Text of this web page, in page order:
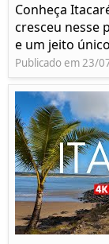
Conheça
cresceu nesse
e um jeito
Publicado em 23/